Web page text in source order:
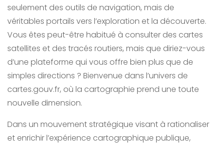
seulement des outils de navigation, mais de
véritables portails vers l’exploration et la découverte.
Vous êtes peut-être habitué à consulter des cartes
satellites et des tracés routiers, mais que diriez-vous
d’une plateforme qui vous offre bien plus que de
simples directions ? Bienvenue dans l’univers de
cartes.gouv.fr, où la cartographie prend une toute
nouvelle dimension.
Dans un mouvement stratégique visant à rationaliser
et enrichir l’expérience cartographique publique,